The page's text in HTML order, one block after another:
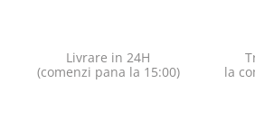
Livrare in 24H
(comenzi pana la 15:00)
la